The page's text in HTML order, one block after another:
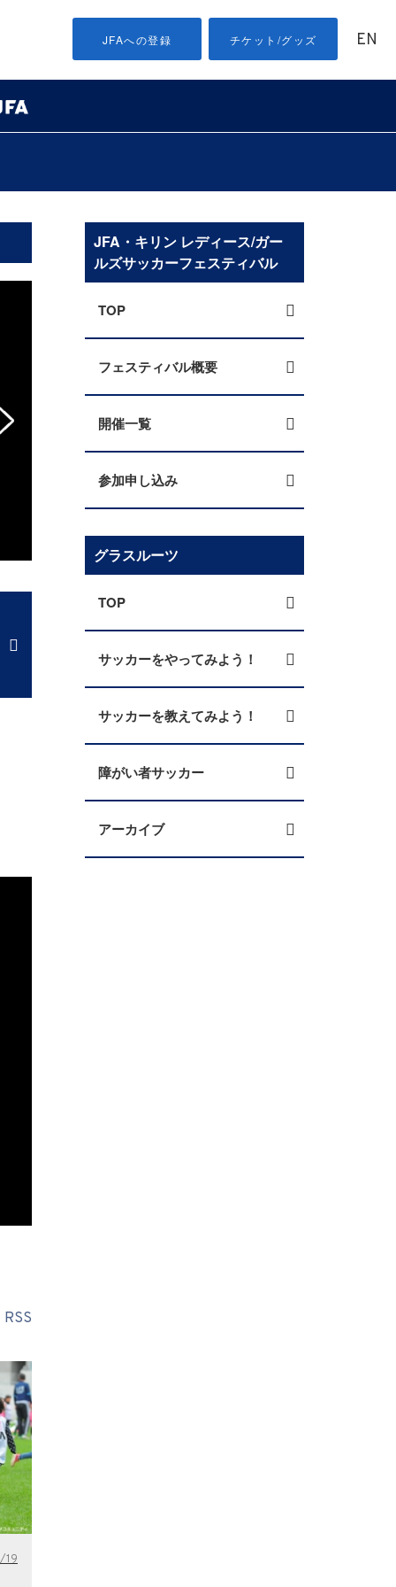
JFAへの登録 チケット/グッズ EN
福島会場 参加者追加募集！JFA・キリン レデ
ジャパンの内山環さ
RSS
19
JFA・キリン レディース/ガー
ルズサッカーフェスティバル
TOP
フェスティバル概要
開催一覧
参加申し込み
グラスルーツ
TOP
サッカーをやってみよう！
サッカーを教えてみよう！
障がい者サッカー
アーカイブ